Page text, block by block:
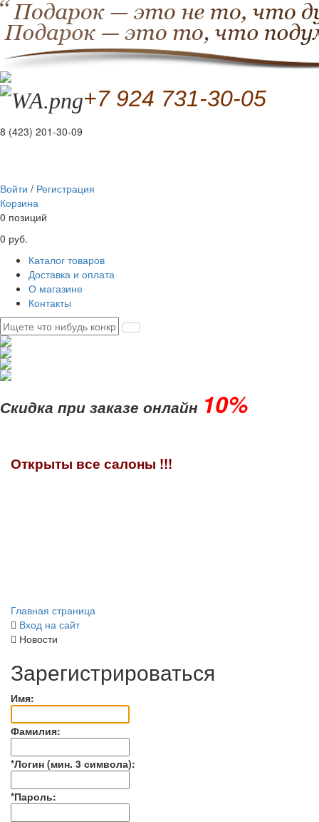
+7 924 731-30-05
8 (423) 201-30-09
Войти / Регистрация
Корзина
0 позиций
0 руб.
Каталог товаров
Доставка и оплата
О магазине
Контакты
Скидка при заказе онлайн 10%
Открыты все салоны !!!
Главная страница
Вход на сайт
Новости
Зарегистрироваться
Имя:
Фамилия:
*Логин (мин. 3 символа):
*Пароль: